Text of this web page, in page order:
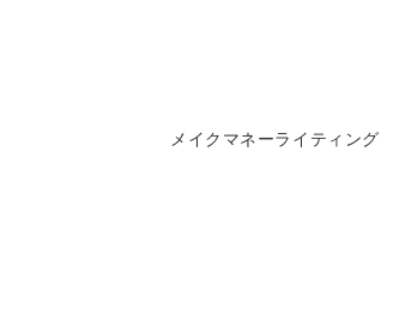
メイクマネーライティング